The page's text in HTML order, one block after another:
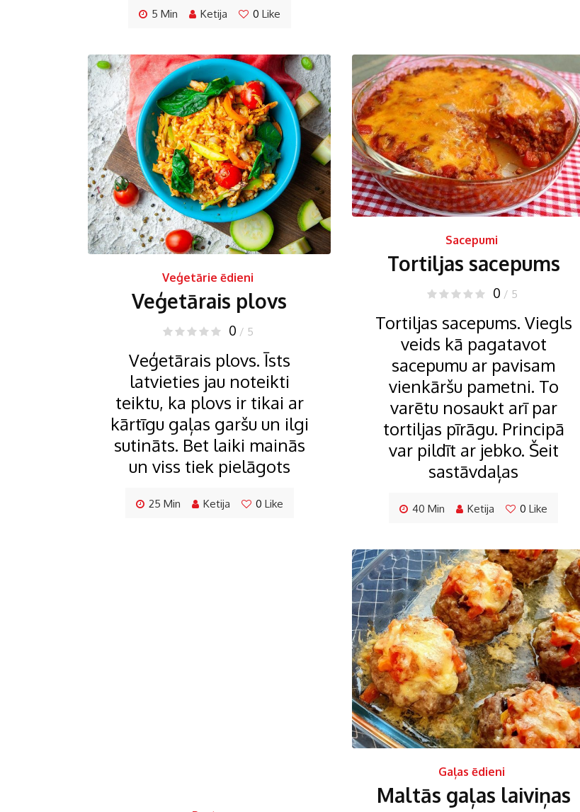
5 Min Ketija 0 Like
Veģetārie ēdieni
Veģetārais plovs
0 / 5
Veģetārais plovs. Īsts
latvieties jau noteikti
teiktu, ka plovs ir tikai ar
kārtīgu gaļas garšu un ilgi
sutināts. Bet laiki mainās
un viss tiek pielāgots
25 Min Ketija 0 Like
Sacepumi
Tortiljas sacepums
0 / 5
Tortiljas sacepums. Viegls
veids kā pagatavot
sacepumu ar pavisam
vienkāršu pametni. To
varētu nosaukt arī par
tortiljas pīrāgu. Principā
var pildīt ar jebko. Šeit
sastāvdaļas
40 Min Ketija 0 Like
Gaļas ēdieni
Maltās gaļas laiviņas